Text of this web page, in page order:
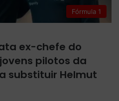
Fórmula 1
ex-chefe do
pilotos da
substituir Helmut